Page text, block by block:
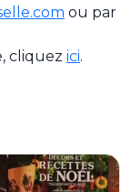
ou par
cliquez ici.